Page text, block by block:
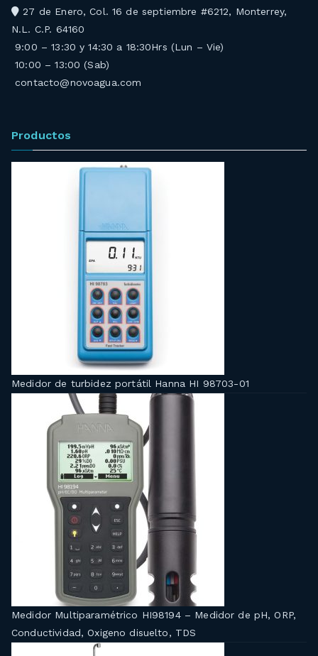
27 de Enero, Col. 16 de septiembre #6212, Monterrey,
N.L. C.P. 64160
9:00 – 13:30 y 14:30 a 18:30Hrs (Lun – Vie)
10:00 – 13:00 (Sab)
contacto@novoagua.com
Productos
Medidor de turbidez portátil Hanna HI 98703-01
Medidor Multiparamétrico HI98194 – Medidor de pH, ORP,
Conductividad, Oxigeno disuelto, TDS